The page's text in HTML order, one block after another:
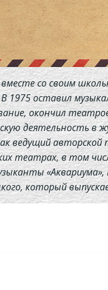
со своим
1975 оставил
окончил
деятельность в
авторской
театрах, в том
который